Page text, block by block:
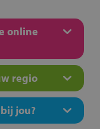
online
regio
jou?